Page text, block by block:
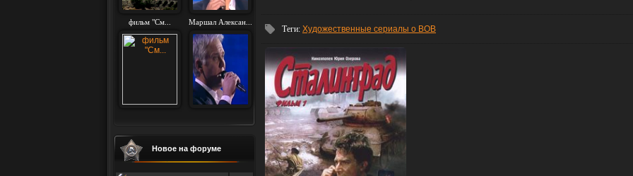
фильм "См... Маршал Алексан...
Новое на форуме
Теги: Художественные сериалы о ВОВ